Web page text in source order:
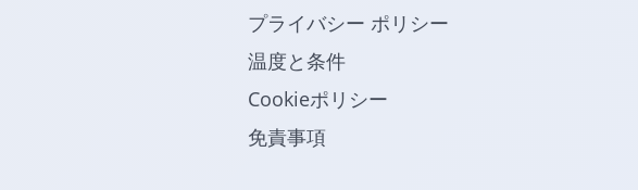
プライバシー ポリシー
温度と条件
Cookieポリシー
免責事項